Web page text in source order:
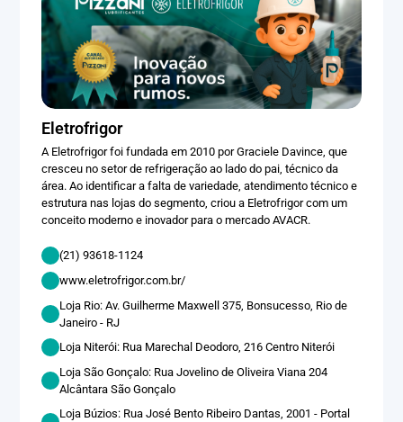
Eletrofrigor
A Eletrofrigor foi fundada em 2010 por Graciele Davince, que
cresceu no setor de refrigeração ao lado do pai, técnico da
área. Ao identificar a falta de variedade, atendimento técnico e
estrutura nas lojas do segmento, criou a Eletrofrigor com um
conceito moderno e inovador para o mercado AVACR.
(21) 93618-1124
www.eletrofrigor.com.br/
Loja Rio: Av. Guilherme Maxwell 375, Bonsucesso, Rio de
Janeiro - RJ
Loja Niterói: Rua Marechal Deodoro, 216 Centro Niterói
Loja São Gonçalo: Rua Jovelino de Oliveira Viana 204
Alcântara São Gonçalo
Loja Búzios: Rua José Bento Ribeiro Dantas, 2001 - Portal